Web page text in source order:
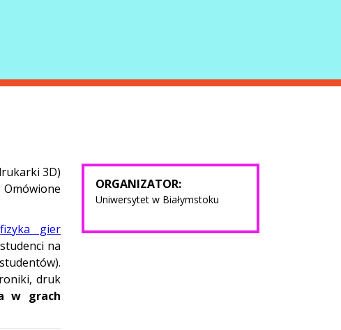
3D)
fizyka gier
na
druk
w grach
ORGANIZATOR:
Uniwersytet w Białymstoku